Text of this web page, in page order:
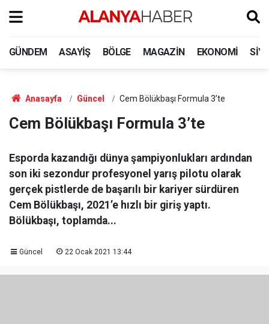
GÜNDEM ASAYIŞ BÖLGE MAGAZIN EKONOMI
Anasayfa Güncel Cem Bölükbaşı Formula 3’te
Cem Bölükbaşı Formula 3’te
Esporda kazandığı dünya şampiyonlukları ardından
son iki sezondur profesyonel yarış pilotu olarak
gerçek pistlerde de başarılı bir kariyer sürdüren
Cem Bölükbaşı, 2021’e hızlı bir giriş yaptı.
Bölükbaşı, toplamda...
Güncel 22 Ocak 2021 13:44